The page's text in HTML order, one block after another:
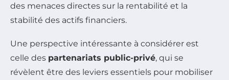
des menaces directes sur la rentabilité et la
stabilité des actifs financiers.
Une perspective intéressante à considérer est
celle des partenariats public-privé, qui se
révèlent être des leviers essentiels pour mobiliser